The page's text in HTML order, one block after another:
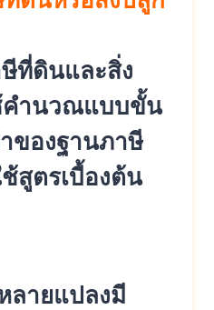
ที่ดินและสิ่ง
คำนวณแบบขั้น
ของฐานภาษี
สูตรเบื้องต้น
ลายแปลงมี